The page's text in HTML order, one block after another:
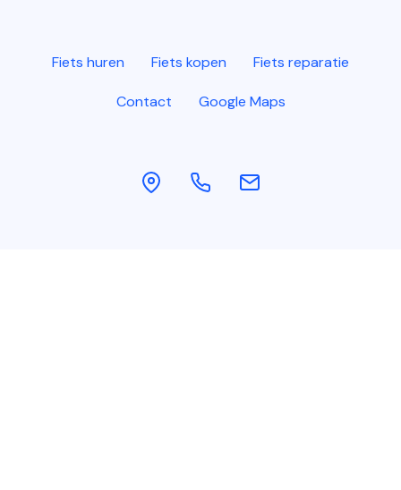
Fiets huren Fiets kopen Fiets reparatie
Contact Google Maps